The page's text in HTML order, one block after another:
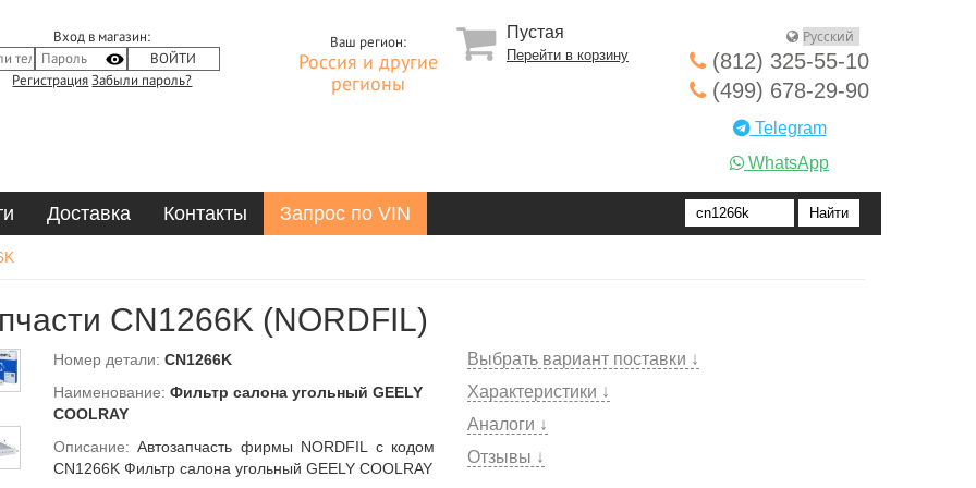
Вход в магазин:
Регистрация Забыли пароль?
Ваш регион:
Россия и другие
регионы
Пустая
Перейти в корзину
(812) 325-55-10
(499) 678-29-90
Telegram
WhatsApp
Доставка Контакты Запрос по VIN
CN1266K (NORDFIL)
Номер детали: CN1266K
Наименование: Фильтр салона угольный GEELY
COOLRAY
Описание:Автозапчасть фирмы NORDFIL с кодом
CN1266K Фильтр салона угольный GEELY COOLRAY
Выбрать вариант поставки ↓
Характеристики ↓
Аналоги ↓
Отзывы ↓